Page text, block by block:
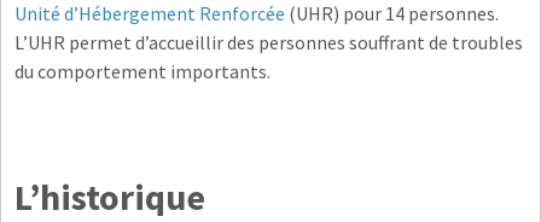
Unité d’Hébergement Renforcée (UHR) pour 14 personnes.
L’UHR permet d’accueillir des personnes souffrant de troubles
du comportement importants.
L’historique